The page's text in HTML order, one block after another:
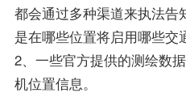
都会通过多种渠道来执法告
是在哪些位置将启用哪些交
2、一些官方提供的测绘数
机位置信息。